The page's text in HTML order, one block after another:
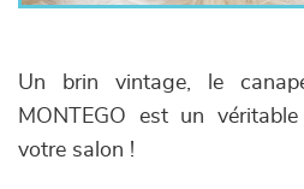
Un brin vintage, le
MONTEGO est un
votre salon !